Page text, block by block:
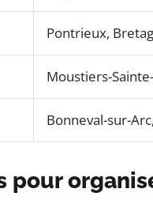
Pontrieux,
Moustiers-
Bonneval-sur-
pour